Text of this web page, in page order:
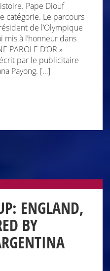
Pape Diouf
catégorie. Le parcours
de l’Olympique
mis à l’honneur dans
PAROLE D’OR »
par le publicitaire
Payong. […]
ENGLAND,
BY